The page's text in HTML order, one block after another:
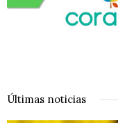
Últimas noticias